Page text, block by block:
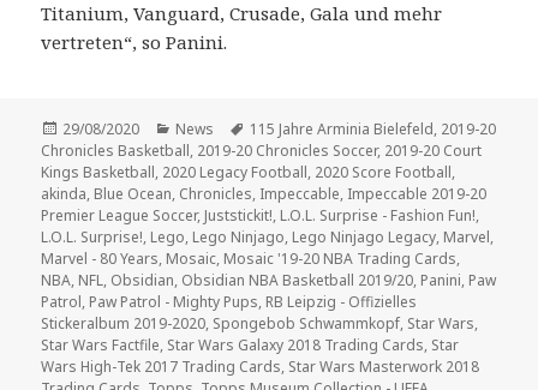
Titanium, Vanguard, Crusade, Gala und mehr
vertreten“, so Panini.
Veröffentlicht
am
29/08/2020 Kategorien
News Schlagwörter
115 Jahre Arminia Bielefeld, 2019-20
Chronicles Basketball, 2019-20 Chronicles Soccer, 2019-20 Court
Kings Basketball, 2020 Legacy Football, 2020 Score Football,
akinda, Blue Ocean, Chronicles, Impeccable, Impeccable 2019-20
Premier League Soccer, Juststickit!, L.O.L. Surprise - Fashion Fun!,
L.O.L. Surprise!, Lego, Lego Ninjago, Lego Ninjago Legacy, Marvel,
Marvel - 80 Years, Mosaic, Mosaic '19-20 NBA Trading Cards,
NBA, NFL, Obsidian, Obsidian NBA Basketball 2019/20, Panini, Paw
Patrol, Paw Patrol - Mighty Pups, RB Leipzig - Offizielles
Stickeralbum 2019-2020, Spongebob Schwammkopf, Star Wars,
Star Wars Factfile, Star Wars Galaxy 2018 Trading Cards, Star
Wars High-Tek 2017 Trading Cards, Star Wars Masterwork 2018